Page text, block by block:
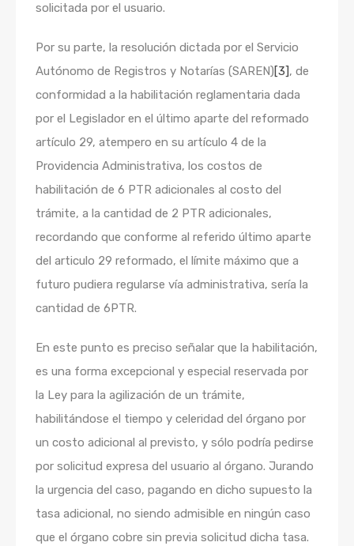
solicitada por el usuario.
Por su parte, la resolución dictada por el Servicio
Autónomo de Registros y Notarías (SAREN)[3], de
conformidad a la habilitación reglamentaria dada
por el Legislador en el último aparte del reformado
artículo 29, atempero en su artículo 4 de la
Providencia Administrativa, los costos de
habilitación de 6 PTR adicionales al costo del
trámite, a la cantidad de 2 PTR adicionales,
recordando que conforme al referido último aparte
del articulo 29 reformado, el límite máximo que a
futuro pudiera regularse vía administrativa, sería la
cantidad de 6PTR.
En este punto es preciso señalar que la habilitación,
es una forma excepcional y especial reservada por
la Ley para la agilización de un trámite,
habilitándose el tiempo y celeridad del órgano por
un costo adicional al previsto, y sólo podría pedirse
por solicitud expresa del usuario al órgano. Jurando
la urgencia del caso, pagando en dicho supuesto la
tasa adicional, no siendo admisible en ningún caso
que el órgano cobre sin previa solicitud dicha tasa.